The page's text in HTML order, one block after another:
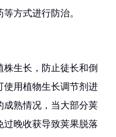
方式进行防治。
生长，防止徒长和倒
使用植物生长调节剂进
成熟情况，当大部分荚
过晚收获导致荚果脱落